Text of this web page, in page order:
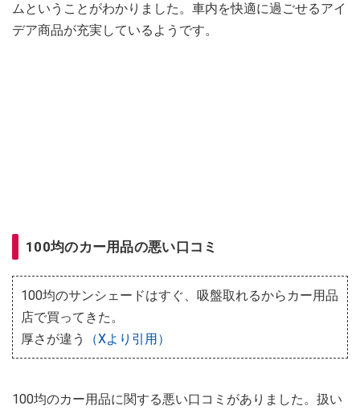
ムということがわかりました。車内を快適に過ごせるアイ
デア商品が充実しているようです。
100均のカー用品の悪い口コミ
100均のサンシェードはすぐ、吸盤取れるからカー用品
店で買ってきた。
厚さが違う
（Xより引用）
100均のカー用品に関する悪い口コミがありました。扱い